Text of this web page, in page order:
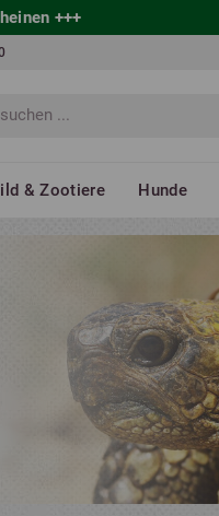
+++
& Zootiere Hunde